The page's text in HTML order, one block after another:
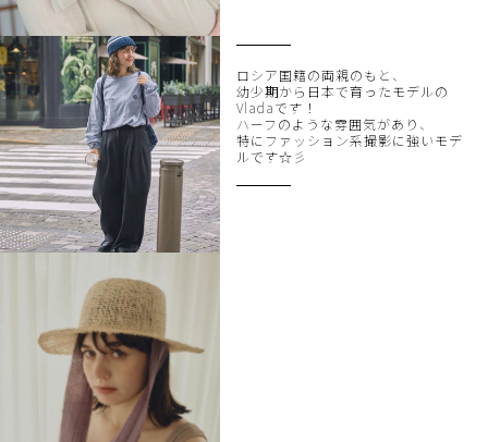
ロシア国籍の両親のもと、
幼少期から日本で育ったモデルの
Vladaです！
ハーフのような雰囲気があり、
特にファッション系撮影に強いモデ
ルです☆彡